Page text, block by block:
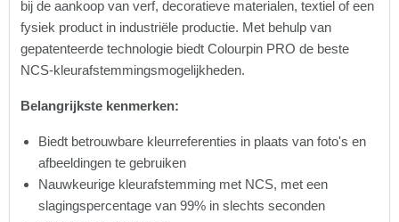
bij de aankoop van verf, decoratieve materialen, textiel of een
fysiek product in industriële productie. Met behulp van
gepatenteerde technologie biedt Colourpin PRO de beste
NCS-kleurafstemmingsmogelijkheden.
Belangrijkste kenmerken:
Biedt betrouwbare kleurreferenties in plaats van foto's en
afbeeldingen te gebruiken
Nauwkeurige kleurafstemming met NCS, met een
slagingspercentage van 99% in slechts seconden